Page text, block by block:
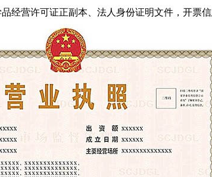
经营许可证正副本、法人身份证明文件，开票信